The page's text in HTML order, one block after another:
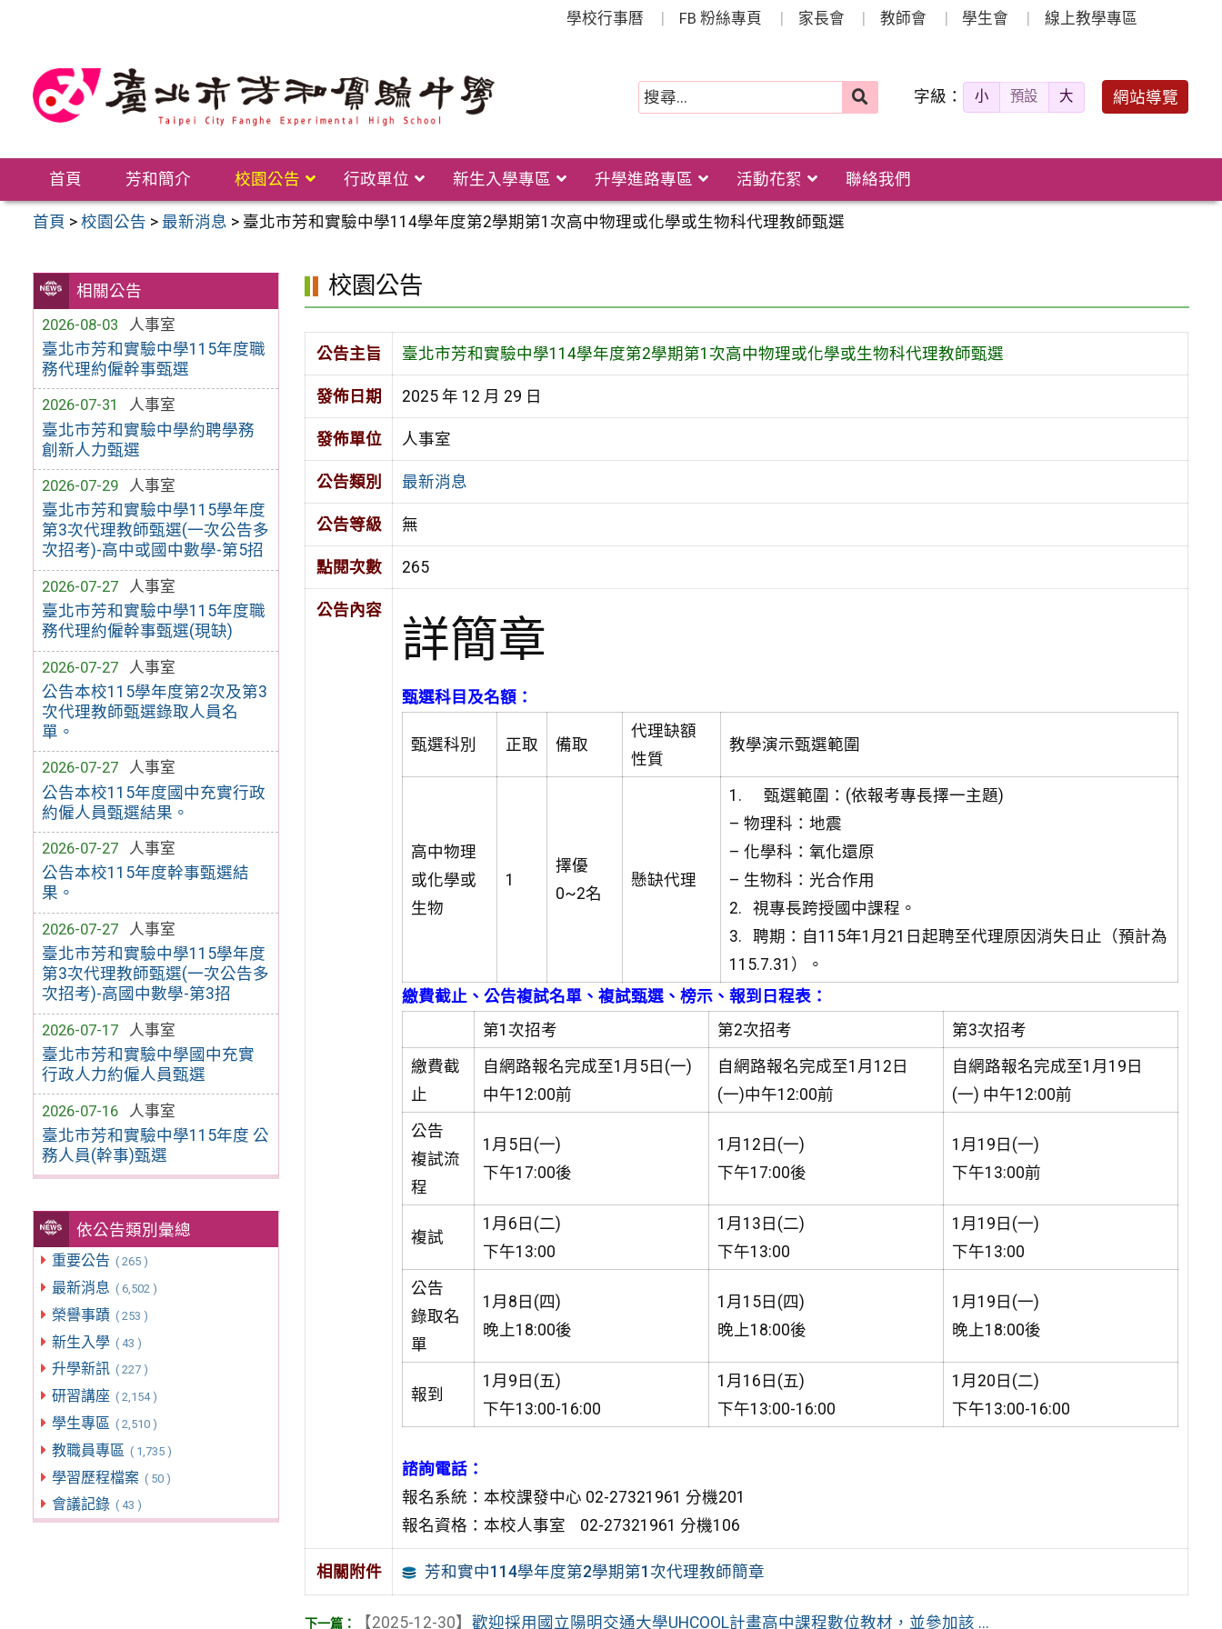
學校行事曆 FB 粉絲專頁 家長會 教師會 學生會 線上教學專區
字級： 小 預設 大 網站導覽
首頁 芳和簡介 校園公告 行政單位 新生入學專區 升學進路專區 活動花絮 聯絡我們
首頁 >校園公告 > 最新消息 > 臺北市芳和實驗中學114學年度第2學期第1次高中物理或化學或生物科代理教師甄選
相關公告
2026-08-03
人事室
臺北市芳和實驗中學115年度職
務代理約僱幹事甄選
2026-07-31
人事室
臺北市芳和實驗中學約聘學務
創新人力甄選
2026-07-29
人事室
臺北市芳和實驗中學115學年度
第3次代理教師甄選(一次公告多
次招考)-高中或國中數學-第5招
2026-07-27
人事室
臺北市芳和實驗中學115年度職
務代理約僱幹事甄選(現缺)
2026-07-27
人事室
公告本校115學年度第2次及第3
次代理教師甄選錄取人員名
單。
2026-07-27
人事室
公告本校115年度國中充實行政
約僱人員甄選結果。
2026-07-27
人事室
公告本校115年度幹事甄選結
果。
2026-07-27
人事室
臺北市芳和實驗中學115學年度
第3次代理教師甄選(一次公告多
次招考)-高國中數學-第3招
2026-07-17
人事室
臺北市芳和實驗中學國中充實
行政人力約僱人員甄選
2026-07-16
人事室
臺北市芳和實驗中學115年度 公
務人員(幹事)甄選
依公告類別彙總
重要公告 ( 265 )
最新消息 ( 6,502 )
榮譽事蹟 ( 253 )
新生入學 ( 43 )
升學新訊 ( 227 )
研習講座 ( 2,154 )
學生專區 ( 2,510 )
教職員專區 ( 1,735 )
學習歷程檔案 ( 50 )
會議記錄 ( 43 )
校園公告
公告主旨 臺北市芳和實驗中學114學年度第2學期第1次高中物理或化學或生物科代理教師甄選
發佈日期 2025 年 12 月 29 日
發佈單位 人事室
公告類別 最新消息
公告等級 無
點閱次數 265
公告內容
詳簡章
甄選科目及名額：
甄選科別 正取 備取
代理缺額
性質
教學演示甄選範圍
高中物理
或化學或
生物
1
擇優
0~2名
懸缺代理
1. 甄選範圍：(依報考專長擇一主題)
– 物理科：地震
– 化學科：氧化還原
– 生物科：光合作用
2. 視專長跨授國中課程。
3. 聘期：自115年1月21日起聘至代理原因消失日止（預計為
115.7.31）。
繳費截止、公告複試名單、複試甄選、榜示、報到日程表：
第1次招考
第2次招考
第3次招考
繳費截
止
自網路報名完成至1月5日(一)
中午12:00前
自網路報名完成至1月12日
(一)中午12:00前
自網路報名完成至1月19日
(一) 中午12:00前
公告
複試流
程
1月5日(一)
下午17:00後
1月12日(一)
下午17:00後
1月19日(一)
下午13:00前
複試
1月6日(二)
下午13:00
1月13日(二)
下午13:00
1月19日(一)
下午13:00
公告
錄取名
單
1月8日(四)
晚上18:00後
1月15日(四)
晚上18:00後
1月19日(一)
晚上18:00後
報到
1月9日(五)
下午13:00-16:00
1月16日(五)
下午13:00-16:00
1月20日(二)
下午13:00-16:00
諮詢電話：
報名系統：本校課發中心 02-27321961 分機201
報名資格：本校人事室 02-27321961 分機106
相關附件 芳和實中114學年度第2學期第1次代理教師簡章
【2025-12-30】歡迎採用國立陽明交通大學UHCOOL計畫高中課程數位教材，並參加該 ...